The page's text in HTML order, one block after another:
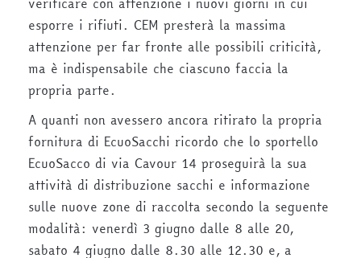
esporre i rifiuti. CEM presterà la massima
attenzione per far fronte alle possibili criticità,
ma è indispensabile che ciascuno faccia la
propria parte.
A quanti non avessero ancora ritirato la propria
fornitura di EcuoSacchi ricordo che lo sportello
EcuoSacco di via Cavour 14 proseguirà la sua
attività di distribuzione sacchi e informazione
sulle nuove zone di raccolta secondo la seguente
modalità: venerdì 3 giugno dalle 8 alle 20,
sabato 4 giugno dalle 8.30 alle 12.30 e, a